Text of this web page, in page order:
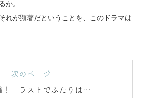
か。
れが顕著だということを、このドラマは
次のページ
！ ラストでふたりはな